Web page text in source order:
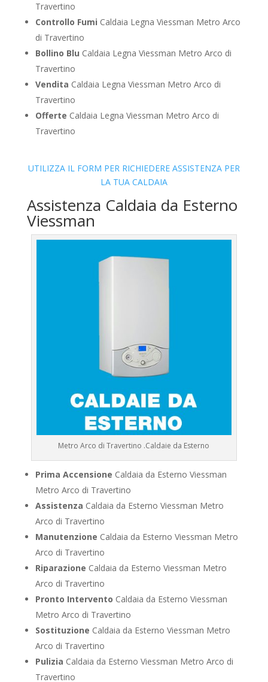
Travertino
Controllo Fumi Caldaia Legna Viessman Metro Arco
di Travertino
Bollino Blu Caldaia Legna Viessman Metro Arco di
Travertino
Vendita Caldaia Legna Viessman Metro Arco di
Travertino
Offerte Caldaia Legna Viessman Metro Arco di
Travertino
UTILIZZA IL FORM PER RICHIEDERE ASSISTENZA PER
LA TUA CALDAIA
Assistenza Caldaia da Esterno
Viessman
Metro Arco di Travertino .Caldaie da Esterno
Prima Accensione Caldaia da Esterno Viessman
Metro Arco di Travertino
Assistenza Caldaia da Esterno Viessman Metro
Arco di Travertino
Manutenzione Caldaia da Esterno Viessman Metro
Arco di Travertino
Riparazione Caldaia da Esterno Viessman Metro
Arco di Travertino
Pronto Intervento Caldaia da Esterno Viessman
Metro Arco di Travertino
Sostituzione Caldaia da Esterno Viessman Metro
Arco di Travertino
Pulizia Caldaia da Esterno Viessman Metro Arco di
Travertino